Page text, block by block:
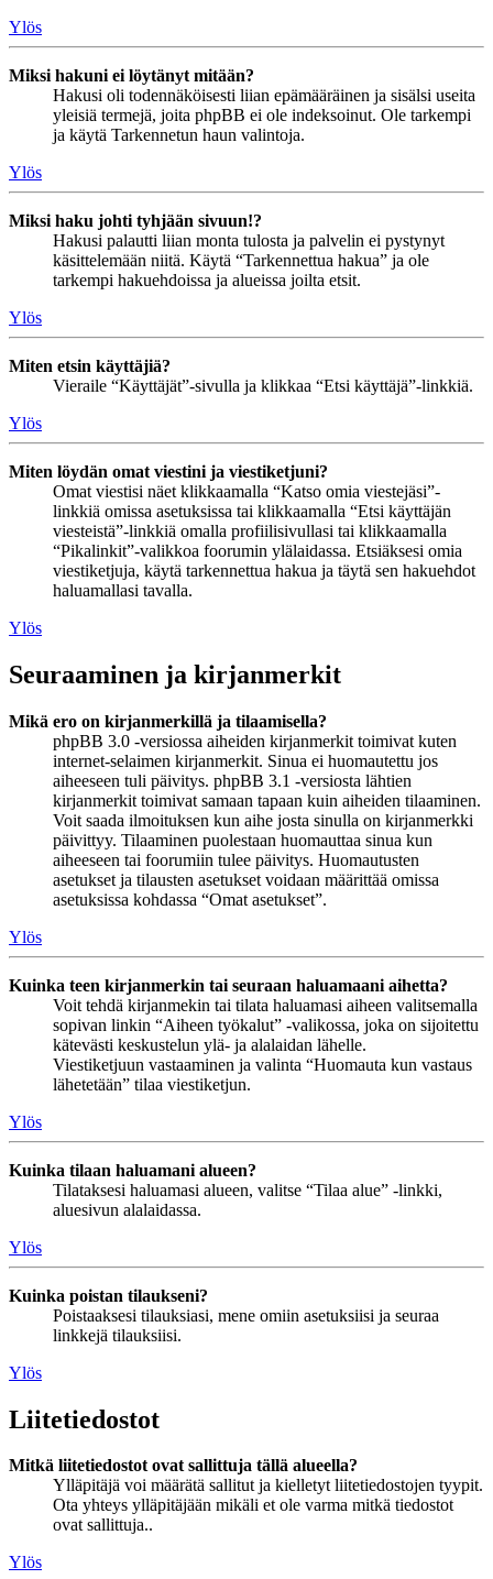
Ylös
Miksi hakuni ei löytänyt mitään?
Hakusi oli todennäköisesti liian epämääräinen ja sisälsi useita
yleisiä termejä, joita phpBB ei ole indeksoinut. Ole tarkempi
ja käytä Tarkennetun haun valintoja.
Ylös
Miksi haku johti tyhjään sivuun!?
Hakusi palautti liian monta tulosta ja palvelin ei pystynyt
käsittelemään niitä. Käytä “Tarkennettua hakua” ja ole
tarkempi hakuehdoissa ja alueissa joilta etsit.
Ylös
Miten etsin käyttäjiä?
Vieraile “Käyttäjät”-sivulla ja klikkaa “Etsi käyttäjä”-linkkiä.
Ylös
Miten löydän omat viestini ja viestiketjuni?
Omat viestisi näet klikkaamalla “Katso omia viestejäsi”-
linkkiä omissa asetuksissa tai klikkaamalla “Etsi käyttäjän
viesteistä”-linkkiä omalla profiilisivullasi tai klikkaamalla
“Pikalinkit”-valikkoa foorumin ylälaidassa. Etsiäksesi omia
viestiketjuja, käytä tarkennettua hakua ja täytä sen hakuehdot
haluamallasi tavalla.
Ylös
Seuraaminen ja kirjanmerkit
Mikä ero on kirjanmerkillä ja tilaamisella?
phpBB 3.0 -versiossa aiheiden kirjanmerkit toimivat kuten
internet-selaimen kirjanmerkit. Sinua ei huomautettu jos
aiheeseen tuli päivitys. phpBB 3.1 -versiosta lähtien
kirjanmerkit toimivat samaan tapaan kuin aiheiden tilaaminen.
Voit saada ilmoituksen kun aihe josta sinulla on kirjanmerkki
päivittyy. Tilaaminen puolestaan huomauttaa sinua kun
aiheeseen tai foorumiin tulee päivitys. Huomautusten
asetukset ja tilausten asetukset voidaan määrittää omissa
asetuksissa kohdassa “Omat asetukset”.
Ylös
Kuinka teen kirjanmerkin tai seuraan haluamaani aihetta?
Voit tehdä kirjanmekin tai tilata haluamasi aiheen valitsemalla
sopivan linkin “Aiheen työkalut” -valikossa, joka on sijoitettu
kätevästi keskustelun ylä- ja alalaidan lähelle.
Viestiketjuun vastaaminen ja valinta “Huomauta kun vastaus
lähetetään” tilaa viestiketjun.
Ylös
Kuinka tilaan haluamani alueen?
Tilataksesi haluamasi alueen, valitse “Tilaa alue” -linkki,
aluesivun alalaidassa.
Ylös
Kuinka poistan tilaukseni?
Poistaaksesi tilauksiasi, mene omiin asetuksiisi ja seuraa
linkkejä tilauksiisi.
Ylös
Liitetiedostot
Mitkä liitetiedostot ovat sallittuja tällä alueella?
Ylläpitäjä voi määrätä sallitut ja kielletyt liitetiedostojen tyypit.
Ota yhteys ylläpitäjään mikäli et ole varma mitkä tiedostot
ovat sallittuja..
Ylös